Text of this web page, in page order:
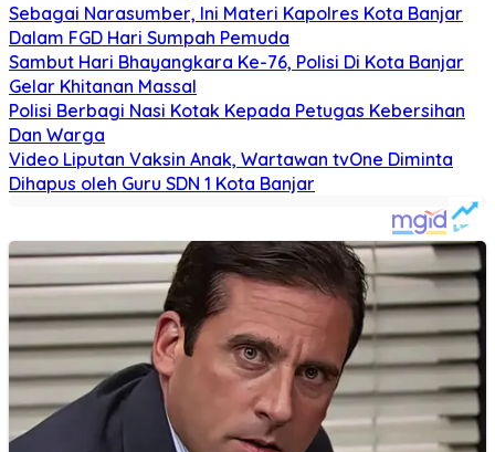
Sebagai Narasumber, Ini Materi Kapolres Kota Banjar
Dalam FGD Hari Sumpah Pemuda
Sambut Hari Bhayangkara Ke-76, Polisi Di Kota Banjar
Gelar Khitanan Massal
Polisi Berbagi Nasi Kotak Kepada Petugas Kebersihan
Dan Warga
Video Liputan Vaksin Anak, Wartawan tvOne Diminta
Dihapus oleh Guru SDN 1 Kota Banjar